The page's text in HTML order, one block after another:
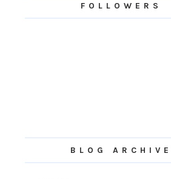
FOLLOWERS
BLOG ARCHIVE